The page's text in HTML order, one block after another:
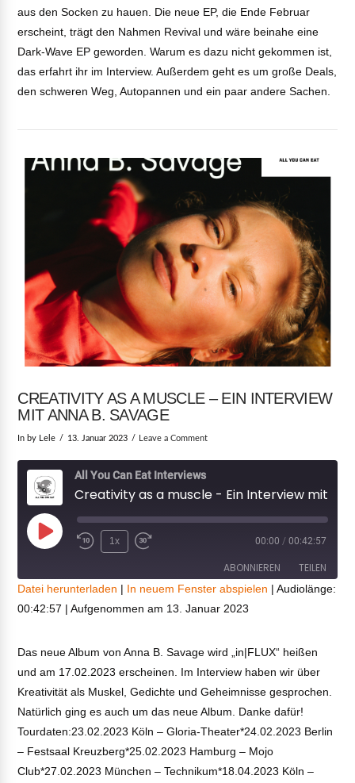
VIEW POST
aus den Socken zu hauen. Die neue EP, die Ende Februar
erscheint, trägt den Nahmen Revival und wäre beinahe eine
Dark-Wave EP geworden. Warum es dazu nicht gekommen ist,
das erfahrt ihr im Interview. Außerdem geht es um große Deals,
den schweren Weg, Autopannen und ein paar andere Sachen.
VIEW POST
CREATIVITY AS A MUSCLE – EIN INTERVIEW
MIT ANNA B. SAVAGE
In by Lele 13. Januar 2023 Leave a Comment
All You Can Eat Interviews
Play
1x 00:00 / 00:42:57
ABONNIEREN TEILEN
TEILEN
Datei herunterladen | In neuem Fenster abspielen |Audiolänge:
00:42:57 |Aufgenommen am 13. Januar 2023
Das neue Album von Anna B. Savage wird „in|FLUX“ heißen
und am 17.02.2023 erscheinen. Im Interview haben wir über
Kreativität als Muskel, Gedichte und Geheimnisse gesprochen.
Natürlich ging es auch um das neue Album. Danke dafür!
Tourdaten:23.02.2023 Köln – Gloria-Theater*24.02.2023 Berlin
– Festsaal Kreuzberg*25.02.2023 Hamburg – Mojo
Club*27.02.2023 München – Technikum*18.04.2023 Köln –